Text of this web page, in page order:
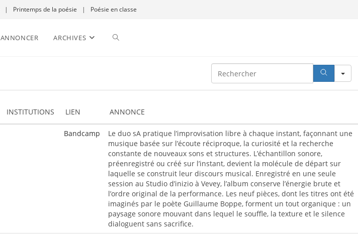
| Printemps de la poésie | Poésie en classe
ANNONCER ARCHIVES
SEARCH
INSTITUTIONS LIEN ANNONCE
Bandcamp
Le duo sA pratique l’improvisation libre à chaque instant, façonnant une
musique basée sur l’écoute réciproque, la curiosité et la recherche
constante de nouveaux sons et structures. L’échantillon sonore,
préenregistré ou créé sur l’instant, devient la molécule de départ sur
laquelle se construit leur discours musical. Enregistré en une seule
session au Studio d’inizio à Vevey, l’album conserve l’énergie brute et
l’ordre original de la performance. Les neuf pièces, dont les titres ont été
imaginés par le poète Guillaume Boppe, forment un tout organique : un
paysage sonore mouvant dans lequel le souffle, la texture et le silence
dialoguent sans sacrifice.